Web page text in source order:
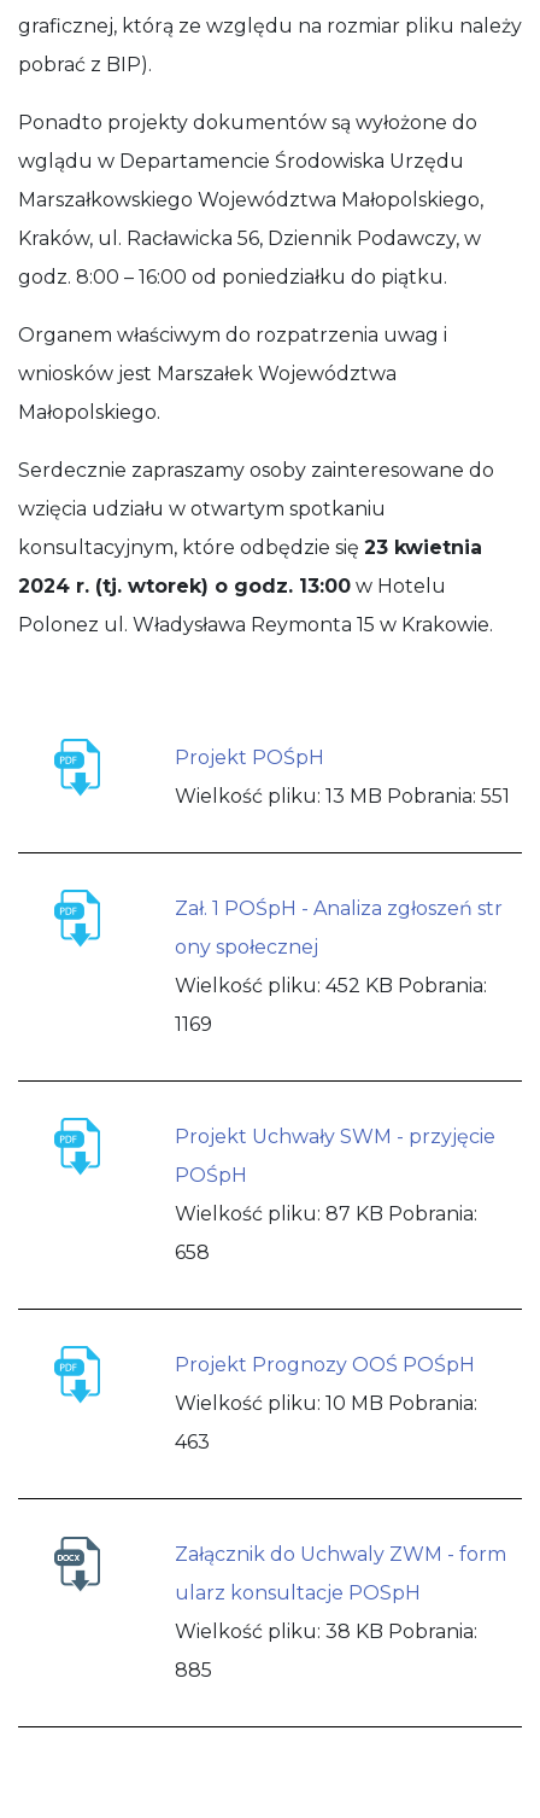
graficznej, którą ze względu na rozmiar pliku należy
pobrać z BIP).
Ponadto projekty dokumentów są wyłożone do
wglądu w Departamencie Środowiska Urzędu
Marszałkowskiego Województwa Małopolskiego,
Kraków, ul. Racławicka 56, Dziennik Podawczy, w
godz. 8:00 – 16:00 od poniedziałku do piątku.
Organem właściwym do rozpatrzenia uwag i
wniosków jest Marszałek Województwa
Małopolskiego.
Serdecznie zapraszamy osoby zainteresowane do
wzięcia udziału w otwartym spotkaniu
konsultacyjnym, które odbędzie się 23 kwietnia
2024 r. (tj. wtorek) o godz. 13:00 w Hotelu
Polonez ul. Władysława Reymonta 15 w Krakowie.
Projekt POŚpH
Wielkość pliku: 13 MB Pobrania: 551
Zał. 1 POŚpH - Analiza zgłoszeń str
ony społecznej
Wielkość pliku: 452 KB Pobrania:
1169
Projekt Uchwały SWM - przyjęcie
POŚpH
Wielkość pliku: 87 KB Pobrania:
658
Projekt Prognozy OOŚ POŚpH
Wielkość pliku: 10 MB Pobrania:
463
Załącznik do Uchwaly ZWM - form
ularz konsultacje POSpH
Wielkość pliku: 38 KB Pobrania:
885